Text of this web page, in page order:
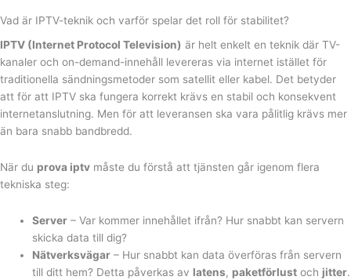
Vad är IPTV-teknik och varför spelar det roll för stabilitet?
IPTV (Internet Protocol Television) är helt enkelt en teknik där TV-
kanaler och on-demand-innehåll levereras via internet istället för
traditionella sändningsmetoder som satellit eller kabel. Det betyder
att för att IPTV ska fungera korrekt krävs en stabil och konsekvent
internetanslutning. Men för att leveransen ska vara pålitlig krävs mer
än bara snabb bandbredd.
När du prova iptv måste du förstå att tjänsten går igenom flera
tekniska steg:
Server – Var kommer innehållet ifrån? Hur snabbt kan servern
skicka data till dig?
Nätverksvägar – Hur snabbt kan data överföras från servern
till ditt hem? Detta påverkas av latens, paketförlust och jitter.